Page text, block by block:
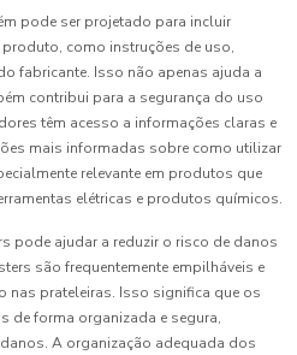
pode ser projetado para incluir
como instruções de uso,
fabricante. Isso não apenas ajuda a
contribui para a segurança do uso
têm acesso a informações claras e
mais informadas sobre como utilizar
relevante em produtos que
elétricas e produtos químicos.
pode ajudar a reduzir o risco de danos
são frequentemente empilháveis e
nas prateleiras. Isso significa que os
de forma organizada e segura,
A organização adequada dos